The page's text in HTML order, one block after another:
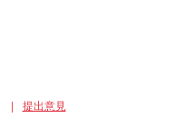
提出意見